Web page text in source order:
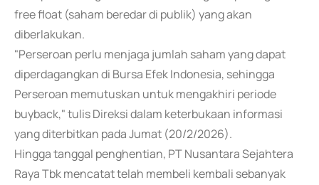
free float (saham beredar di publik) yang akan
diberlakukan.
"Perseroan perlu menjaga jumlah saham yang dapat
diperdagangkan di Bursa Efek Indonesia, sehingga
Perseroan memutuskan untuk mengakhiri periode
buyback," tulis Direksi dalam keterbukaan informasi
yang diterbitkan pada Jumat (20/2/2026).
Hingga tanggal penghentian, PT Nusantara Sejahtera
Raya Tbk mencatat telah membeli kembali sebanyak